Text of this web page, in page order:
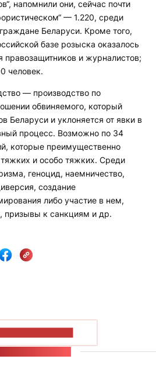
напомнили они, сейчас почти
— 1.220, среди
Беларуси. Кроме того,
базе розыска оказалось
правозащитников и журналистов;
человек.
— производство по
обвиняемого, который
Беларуси и уклоняется от явки в
процесс. Возможно по 34
которые преимущественно
тяжких и особо тяжких. Среди
геноцид, наемничество,
создание
либо участие в нем,
призывы к санкциям и др.